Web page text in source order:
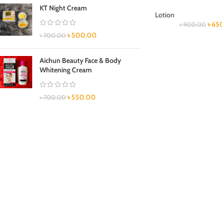
KT Night Cream
৳700.00 ৳500.00
Aichun Beauty Face & Body
Whitening Cream
৳700.00 ৳550.00
Lotion
৳900.00 ৳